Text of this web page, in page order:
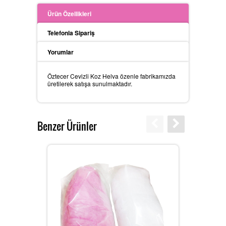
Ürün Özellikleri
Telefonla Sipariş
Yorumlar
Öztecer Cevizli Koz Helva özenle fabrikamızda
üretilerek satışa sunulmaktadır.
Benzer Ürünler